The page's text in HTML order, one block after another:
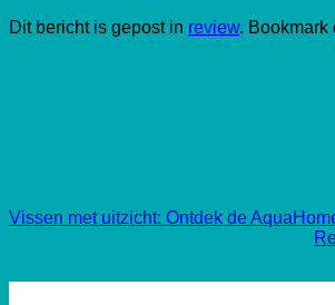
Dit bericht is gepost in review. Bookmark
Vissen met uitzicht: Ontdek de